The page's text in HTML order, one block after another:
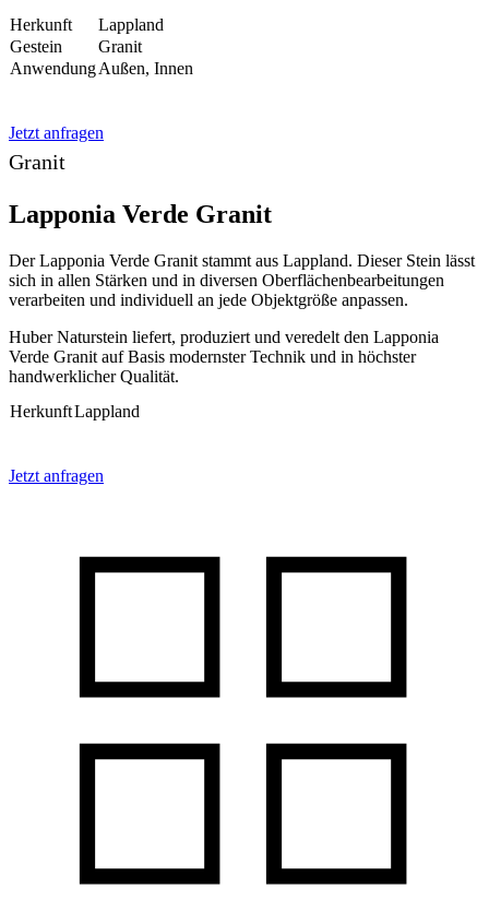
Herkunft
Lappland
Gestein
Granit
AnwendungAußen, Innen
Jetzt anfragen
Granit
Lapponia Verde Granit
Der Lapponia Verde Granit stammt aus Lappland. Dieser Stein lässt
sich in allen Stärken und in diversen Oberflächenbearbeitungen
verarbeiten und individuell an jede Objektgröße anpassen.
Huber Naturstein liefert, produziert und veredelt den Lapponia
Verde Granit auf Basis modernster Technik und in höchster
handwerklicher Qualität.
HerkunftLappland
Jetzt anfragen